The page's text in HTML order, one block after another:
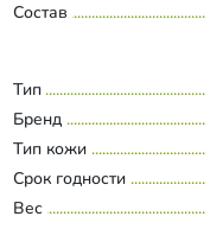
Состав
Тип
Бренд
Тип кожи
Срок годности
Вес